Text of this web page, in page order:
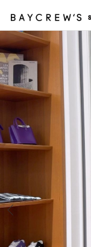
Prev